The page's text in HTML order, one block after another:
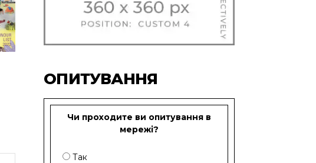
ОПИТУВАННЯ
Чи проходите ви опитування в
мережі?
Так